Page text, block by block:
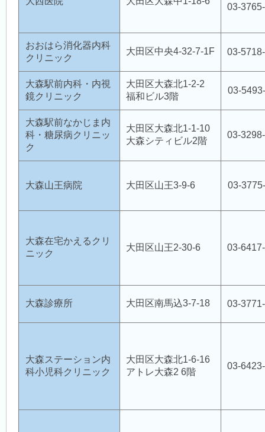
03-
おおはら消化器内科
クリニック
大田区中央4-32-7-1F 03-
大森駅前内科・内視
鏡クリニック
大田区大森北1-2-2
福和ビル3階
03-
大森駅前なかじま内
科・糖尿病クリニッ
ク
大田区大森北1-1-10
大森シティビル2階
03-
大森山王病院 大田区山王3-9-6 03-
大森在宅かえるクリ
ニック
大田区山王2-30-6 03-
大森診療所 大田区南馬込3-7-18 03-
大森ステーション内
科小児科クリニック
大田区大森北1-6-16
アトレ大森2 6階
03-